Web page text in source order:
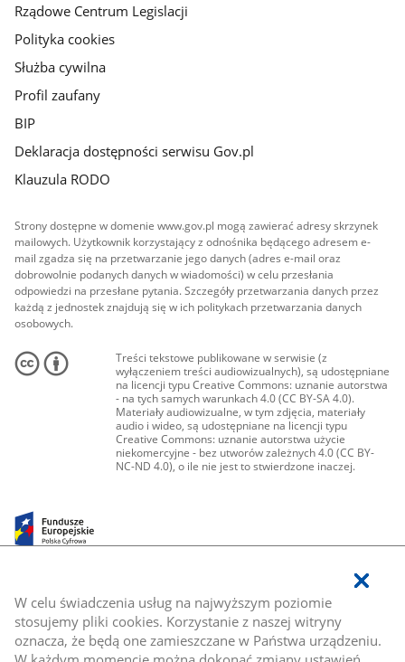
W celu świadczenia usług na najwyższym poziomie
stosujemy pliki cookies. Korzystanie z naszej witryny
oznacza, że będą one zamieszczane w Państwa urządzeniu.
Rządowe Centrum Legislacji
Polityka cookies
Służba cywilna
Profil zaufany
BIP
Deklaracja dostępności serwisu Gov.pl
Klauzula RODO
Strony dostępne w domenie www.gov.pl mogą zawierać adresy skrzynek
mailowych. Użytkownik korzystający z odnośnika będącego adresem e-
mail zgadza się na przetwarzanie jego danych (adres e-mail oraz
dobrowolnie podanych danych w wiadomości) w celu przesłania
odpowiedzi na przesłane pytania. Szczegóły przetwarzania danych przez
każdą z jednostek znajdują się w ich politykach przetwarzania danych
osobowych.
Treści tekstowe publikowane w serwisie (z
wyłączeniem treści audiowizualnych), są udostępniane
na licencji typu Creative Commons: uznanie autorstwa
- na tych samych warunkach 4.0 (CC BY-SA 4.0).
Materiały audiowizualne, w tym zdjęcia, materiały
audio i wideo, są udostępniane na licencji typu
Creative Commons: uznanie autorstwa użycie
niekomercyjne - bez utworów zależnych 4.0 (CC BY-
NC-ND 4.0), o ile nie jest to stwierdzone inaczej.